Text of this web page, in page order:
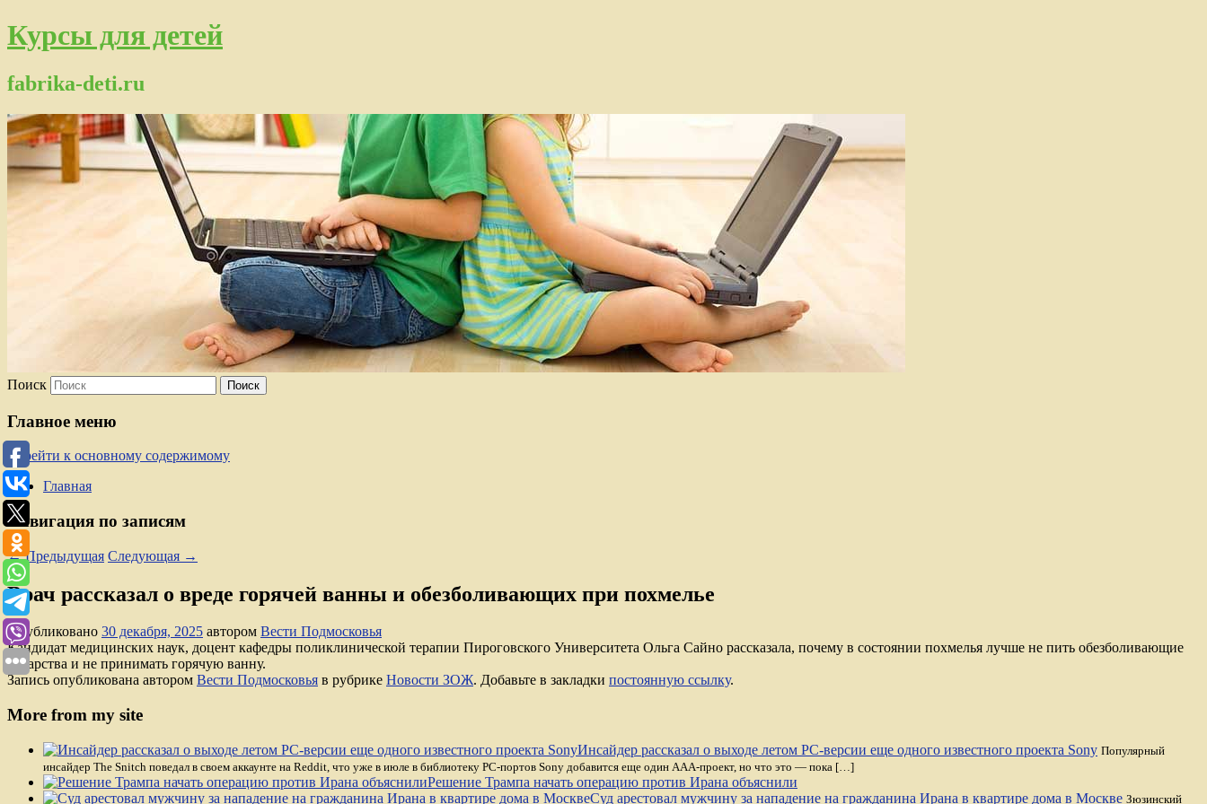
Курсы для детей
fabrika-deti.ru
Поиск
Главное меню
Перейти к основному содержимому
Главная
Навигация по записям
←Предыдущая Следующая →
Врач рассказал о вреде горячей ванны и обезболивающих при похмелье
Опубликовано 30 декабря, 2025 автором Вести Подмосковья
Кандидат медицинских наук, доцент кафедры поликлинической терапии Пироговского Университета Ольга Сайно рассказала, почему в состоянии похмелья лучше не пить обезболивающие
лекарства и не принимать горячую ванну.
Запись опубликована автором Вести Подмосковья в рубрике Новости ЗОЖ. Добавьте в закладки постоянную ссылку.
More from my site
Инсайдер рассказал о выходе летом PC-версии еще одного известного проекта Sony Популярный
инсайдер The Snitch поведал в своем аккаунте на Reddit, что уже в июле в библиотеку PC-портов Sony добавится еще один ААА-проект, но что это — пока […]
Решение Трампа начать операцию против Ирана объяснили
Суд арестовал мужчину за нападение на гражданина Ирана в квартире дома в Москве Зюзинский